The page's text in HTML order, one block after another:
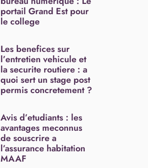
portail Grand Est pour
le college
Les benefices sur
l’entretien vehicule et
la securite routiere : a
quoi sert un stage post
permis concretement ?
Avis d’etudiants : les
avantages meconnus
de souscrire a
l’assurance habitation
MAAF